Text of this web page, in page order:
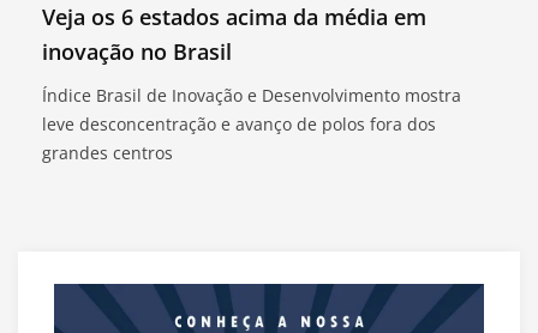
Veja os 6 estados acima da média em
inovação no Brasil
Índice Brasil de Inovação e Desenvolvimento mostra
leve desconcentração e avanço de polos fora dos
grandes centros